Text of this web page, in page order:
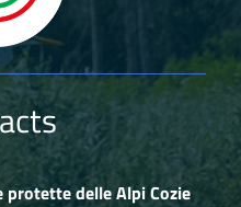
protette delle Alpi Cozie